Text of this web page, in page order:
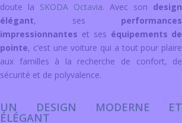
doute la SKODA Octavia. Avec son design
élégant, ses performances
impressionnantes et ses équipements de
pointe, c’est une voiture qui a tout pour plaire
aux familles à la recherche de confort, de
sécurité et de polyvalence.
UN DESIGN MODERNE ET
ÉLÉGANT